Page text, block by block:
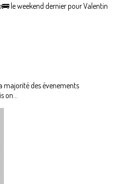
le weekend dernier pour Valentin
majorité des évenements
on...